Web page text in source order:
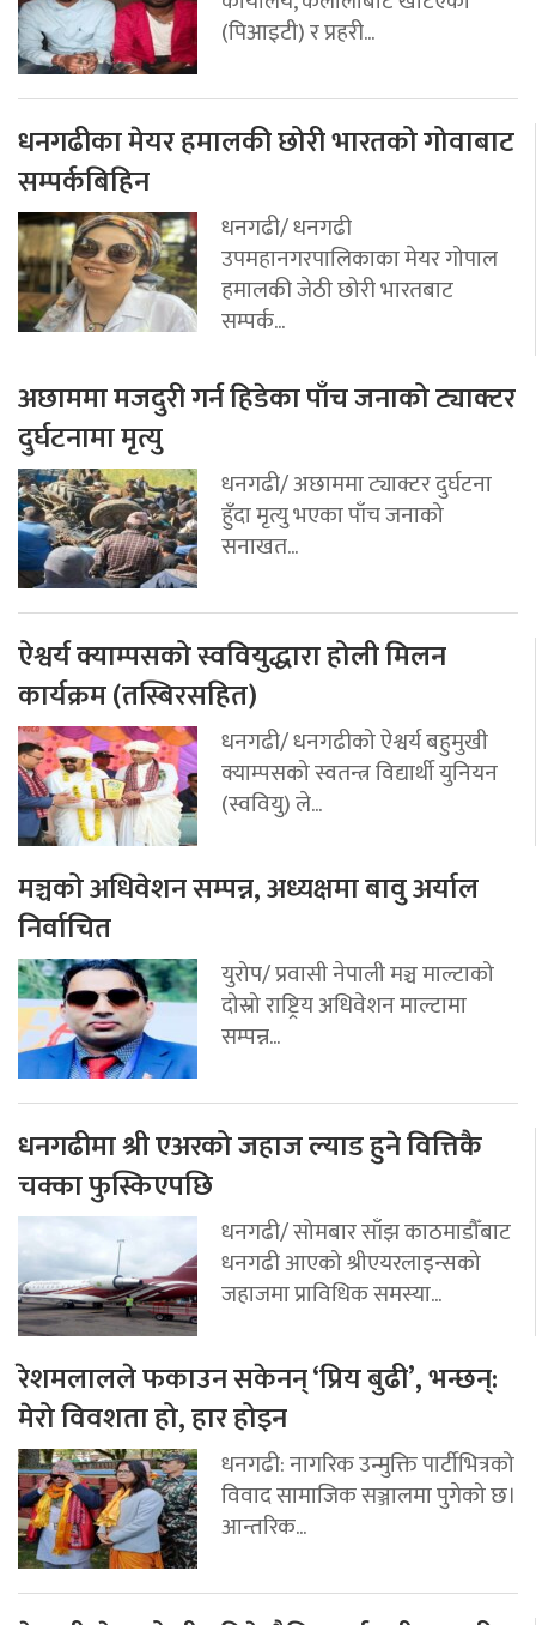
(पिआइटी) र प्रहरी...
धनगढीका मेयर हमालकी छोरी भारतको गोवाबाट
सम्पर्कबिहिन
धनगढी/ धनगढी
उपमहानगरपालिकाका मेयर गोपाल
हमालकी जेठी छोरी भारतबाट
सम्पर्क...
अछाममा मजदुरी गर्न हिडेका पाँच जनाको ट्याक्टर
दुर्घटनामा मृत्यु
धनगढी/ अछाममा ट्याक्टर दुर्घटना
हुँदा मृत्यु भएका पाँच जनाको
सनाखत...
ऐश्वर्य क्याम्पसको स्ववियुद्धारा होली मिलन
कार्यक्रम (तस्बिरसहित)
धनगढी/ धनगढीको ऐश्वर्य बहुमुखी
क्याम्पसको स्वतन्त्र विद्यार्थी युनियन
(स्ववियु) ले...
मञ्चको अधिवेशन सम्पन्न, अध्यक्षमा बावु अर्याल
निर्वाचित
युरोप/ प्रवासी नेपाली मञ्च माल्टाको
दोस्रो राष्ट्रिय अधिवेशन माल्टामा
सम्पन्न...
धनगढीमा श्री एअरको जहाज ल्याड हुने वित्तिकै
चक्का फुस्किएपछि
धनगढी/ सोमबार साँझ काठमाडौँबाट
धनगढी आएको श्रीएयरलाइन्सको
जहाजमा प्राविधिक समस्या...
रेशमलालले फकाउन सकेनन् ‘प्रिय बुढी’, भन्छन्:
मेरो विवशता हो, हार होइन
धनगढी: नागरिक उन्मुक्ति पार्टीभित्रको
विवाद सामाजिक सञ्जालमा पुगेको छ।
आन्तरिक...